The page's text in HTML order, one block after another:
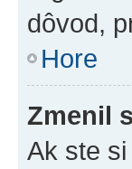
dôvod,
Hore
Zmenil
Ak ste